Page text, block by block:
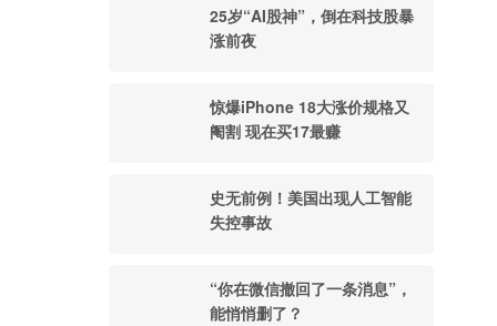
25岁“AI股神”，倒在科技股暴
涨前夜
惊爆iPhone 18大涨价规格又
阉割 现在买17最赚
史无前例！美国出现人工智能
失控事故
“你在微信撤回了一条消息”，
能悄悄删了？